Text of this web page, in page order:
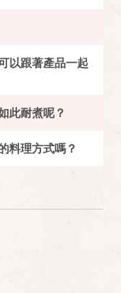
以跟著產品一起
此耐煮呢？
料理方式嗎？